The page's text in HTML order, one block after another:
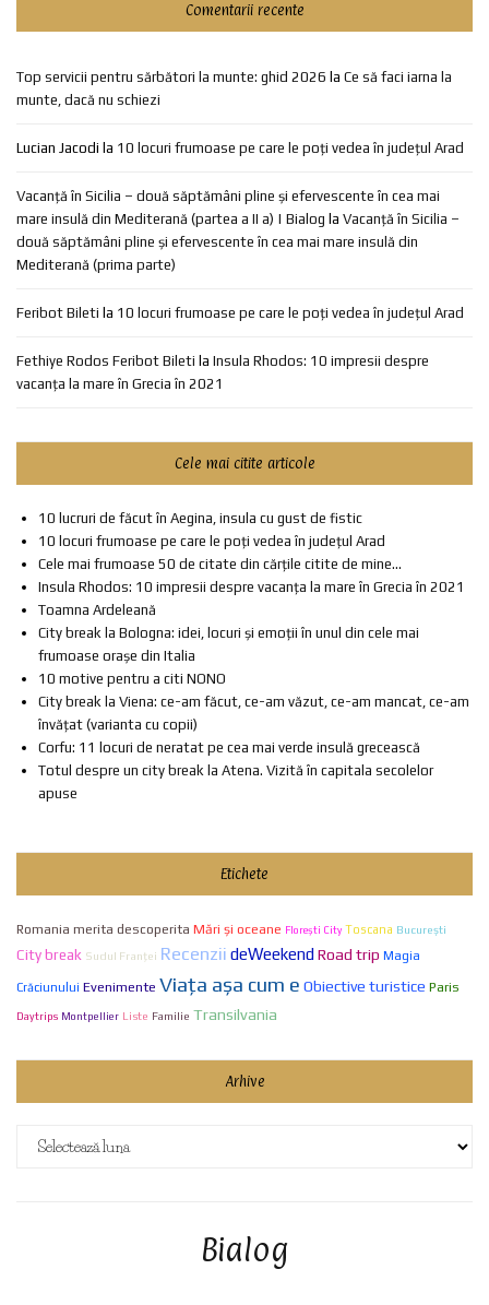
Comentarii recente
Top servicii pentru sărbători la munte: ghid 2026 la Ce să faci iarna la
munte, dacă nu schiezi
Lucian Jacodi la 10 locuri frumoase pe care le poți vedea în județul Arad
Vacanță în Sicilia – două săptămâni pline și efervescente în cea mai
mare insulă din Mediterană (partea a II a) | Bialog la Vacanță în Sicilia –
două săptămâni pline și efervescente în cea mai mare insulă din
Mediterană (prima parte)
Feribot Bileti la 10 locuri frumoase pe care le poți vedea în județul Arad
Fethiye Rodos Feribot Bileti la Insula Rhodos: 10 impresii despre
vacanța la mare în Grecia în 2021
Cele mai citite articole
10 lucruri de făcut în Aegina, insula cu gust de fistic
10 locuri frumoase pe care le poți vedea în județul Arad
Cele mai frumoase 50 de citate din cărțile citite de mine...
Insula Rhodos: 10 impresii despre vacanța la mare în Grecia în 2021
Toamna Ardeleană
City break la Bologna: idei, locuri și emoții în unul din cele mai
frumoase orașe din Italia
10 motive pentru a citi NONO
City break la Viena: ce-am făcut, ce-am văzut, ce-am mancat, ce-am
învățat (varianta cu copii)
Corfu: 11 locuri de neratat pe cea mai verde insulă grecească
Totul despre un city break la Atena. Vizită în capitala secolelor
apuse
Etichete
Romania merita descoperita Mări și oceane Florești City Toscana Bucureşti
City break Sudul Franței Recenzii deWeekendRoad trip Magia
Crăciunului Evenimente Viaţa aşa cum e Obiective turistice Paris
Daytrips Montpellier Liste Familie Transilvania
Arhive
Arhive
Bialog